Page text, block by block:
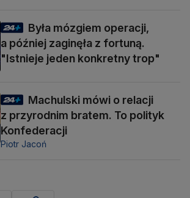
Była mózgiem operacji,
a później zaginęła z fortuną.
"Istnieje jeden konkretny trop"
Machulski mówi o relacji
z przyrodnim bratem. To polityk
Konfederacji
Piotr Jacoń